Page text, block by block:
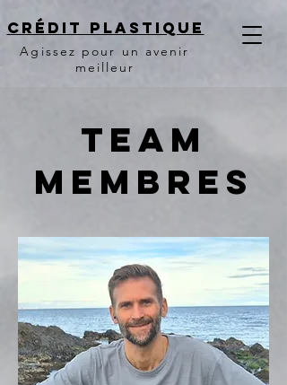
Crédit PLASTIQUE
Agissez pour un avenir
meilleur
Team
MembRES